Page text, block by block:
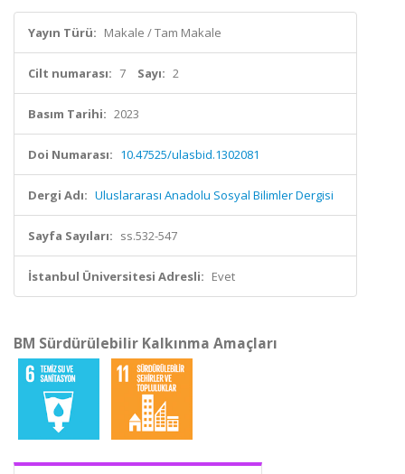
Yayın Türü: Makale / Tam Makale
Cilt numarası: 7 Sayı: 2
Basım Tarihi: 2023
Doi Numarası: 10.47525/ulasbid.1302081
Dergi Adı: Uluslararası Anadolu Sosyal Bilimler Dergisi
Sayfa Sayıları: ss.532-547
İstanbul Üniversitesi Adresli: Evet
BM Sürdürülebilir Kalkınma Amaçları